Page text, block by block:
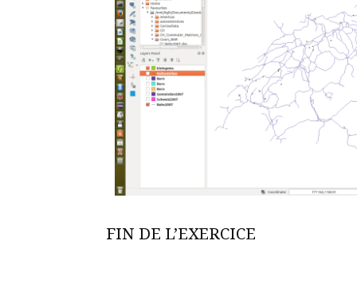
FIN DE L’EXERCICE